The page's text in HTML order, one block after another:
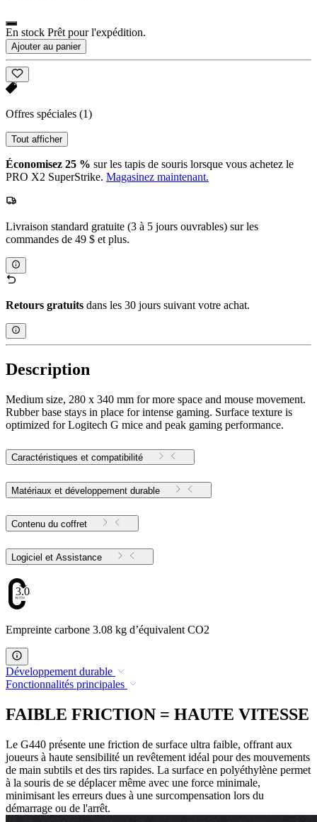
En stock Prêt pour l'expédition.
Ajouter au panier
Offres spéciales (1)
Tout afficher
Économisez 25 % sur les tapis de souris lorsque vous achetez le
PRO X2 SuperStrike. Magasinez maintenant.
Livraison standard gratuite (3 à 5 jours ouvrables) sur les
commandes de 49 $ et plus.
Retours gratuits dans les 30 jours suivant votre achat.
Description
Medium size, 280 x 340 mm for more space and mouse movement.
Rubber base stays in place for intense gaming. Surface texture is
optimized for Logitech G mice and peak gaming performance.
Caractéristiques et compatibilité
Matériaux et développement durable
Contenu du coffret
Logiciel et Assistance
3.08
Empreinte carbone 3.08 kg d’équivalent CO2
Développement durable
Fonctionnalités principales
FAIBLE FRICTION = HAUTE VITESSE
Le G440 présente une friction de surface ultra faible, offrant aux
joueurs à haute sensibilité un revêtement idéal pour des mouvements
de main subtils et des tirs rapides. La surface en polyéthylène permet
à la souris de se déplacer même avec une force minimale,
minimisant les erreurs dues à une surcompensation lors du
démarrage ou de l'arrêt.